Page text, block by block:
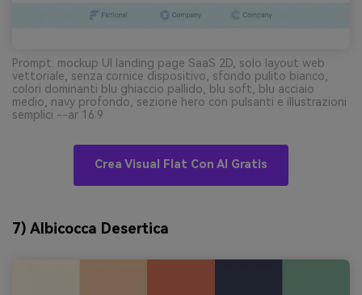
Prompt: mockup UI landing page SaaS 2D, solo layout web
vettoriale, senza cornice dispositivo, sfondo pulito bianco,
colori dominanti blu ghiaccio pallido, blu soft, blu acciaio
medio, navy profondo, sezione hero con pulsanti e illustrazioni
semplici --ar 16:9
Crea Visual Flat Con AI Gratis
7) Albicocca Desertica